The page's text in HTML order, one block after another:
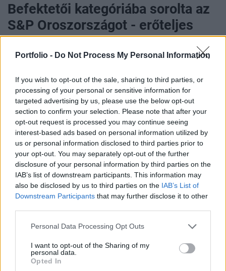
Portfolio - Do Not Process My Personal Information
If you wish to opt-out of the sale, sharing to third parties, or
processing of your personal or sensitive information for
targeted advertising by us, please use the below opt-out
section to confirm your selection. Please note that after your
opt-out request is processed you may continue seeing
interest-based ads based on personal information utilized by
us or personal information disclosed to third parties prior to
your opt-out. You may separately opt-out of the further
disclosure of your personal information by third parties on the
IAB’s list of downstream participants. This information may
also be disclosed by us to third parties on the IAB’s List of
Downstream Participants that may further disclose it to other
Personal Data Processing Opt Outs
I want to opt-out of the Sharing of my
personal data.
Opted In
Befektetői kategóriába sorolta az
S&P Oroszországot - erőteljes
piaci reakciók (2.)
2005. január 31. 13:25
Oroszország ma az egyik legnagyobb
hitelminősítő intézet, a Standard & Poor's-tól
"BBB-" besorolást kapott stabil kilátással a hosszú
lejáratú devizaadósságára az eddigi "BB+"-ról, ami
azt jelenti, hogy az intézet mostantól hivatalosan
is a befektetésre alkamas kategióriában tartja
számon az országot.
folyamatokra (csökkenő kormányzati adósságszint, és
javulás a külső likviditásban) adott válasz. Helena Hessel,
az S&P hitelemzője a Reuters beszámolója szerint
kifejtette, hogy az említett folyamatok olyan mértékben